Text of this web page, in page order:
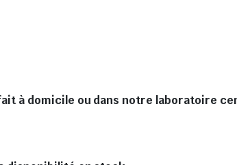
à domicile ou dans notre laboratoire